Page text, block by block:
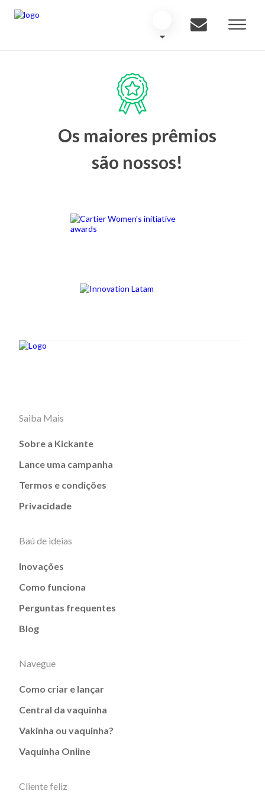
Os maiores prêmios
são nossos!
Saiba Mais
Sobre a Kickante
Lance uma campanha
Termos e condições
Privacidade
Baú de ideias
Inovações
Como funciona
Perguntas frequentes
Blog
Navegue
Como criar e lançar
Central da vaquinha
Vakinha ou vaquinha?
Vaquinha Online
Cliente feliz